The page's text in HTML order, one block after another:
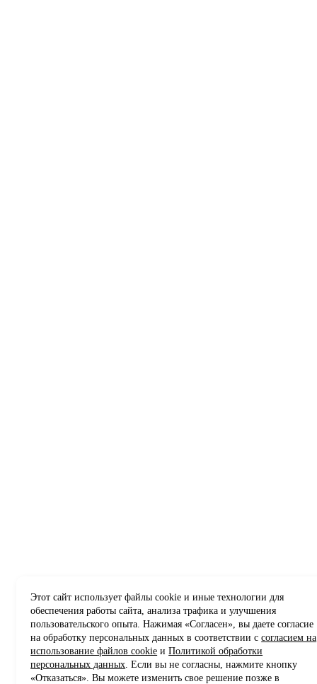
Этот сайт использует файлы cookie и иные технологии для
обеспечения работы сайта, анализа трафика и улучшения
пользовательского опыта. Нажимая «Согласен», вы даете согласие
на обработку персональных данных в соответствии ссогласием на
использование файлов cookie иПолитикой обработки
персональных данных. Если вы не согласны, нажмите кнопку
«Отказаться». Вы можете изменить свое решение позже в